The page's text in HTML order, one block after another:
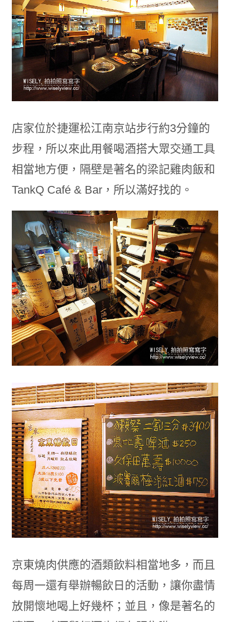
店家位於捷運松江南京站步行約3分鐘的
步程，所以來此用餐喝酒搭大眾交通工具
相當地方便，隔壁是著名的梁記雞肉飯和
TankQ Café & Bar，所以滿好找的。
京東燒肉供應的酒類飲料相當地多，而且
每周一還有舉辦暢飲日的活動，讓你盡情
放開懷地喝上好幾杯；並且，像是著名的